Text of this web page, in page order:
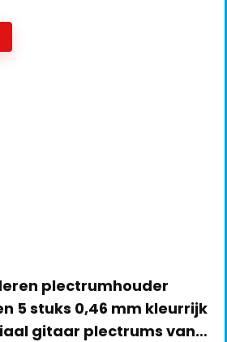
plectrumhouder
5 stuks 0,46 mm kleurrijk
gitaar plectrums van…